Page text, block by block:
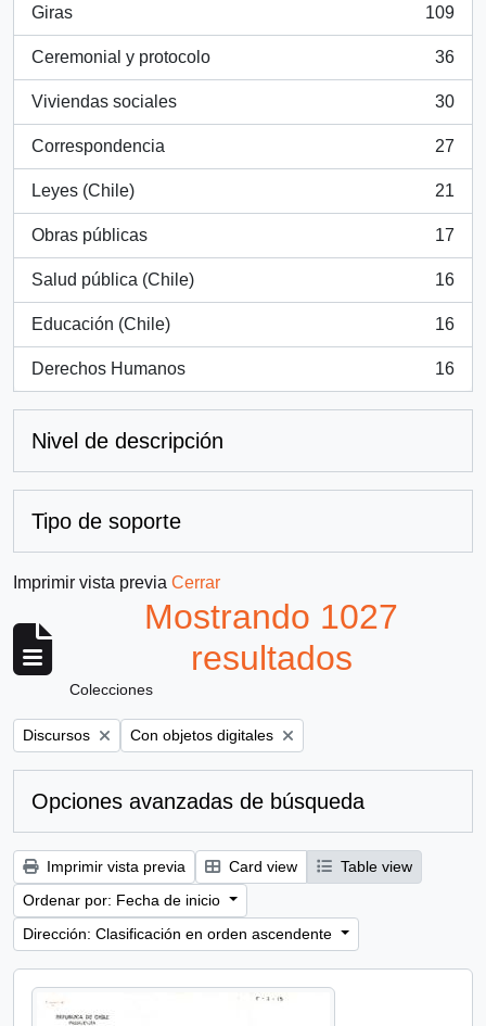
Giras
, 109 resultados
109
Ceremonial y protocolo
, 36 resultados
36
Viviendas sociales
, 30 resultados
30
Correspondencia
, 27 resultados
27
Leyes (Chile)
, 21 resultados
21
Obras públicas
, 17 resultados
17
Salud pública (Chile)
, 16 resultados
16
Educación (Chile)
, 16 resultados
16
Derechos Humanos
, 16 resultados
16
Nivel de descripción
Tipo de soporte
Imprimir vista previa Cerrar
Mostrando 1027
resultados
Colecciones
Remove filter:
Discursos Remove filter:
Con objetos digitales
Opciones avanzadas de búsqueda
Imprimir vista previa Card view
Table view
Ordenar por: Fecha de inicio
Dirección: Clasificación en orden ascendente